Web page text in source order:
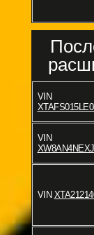
VIN
VIN
VIN